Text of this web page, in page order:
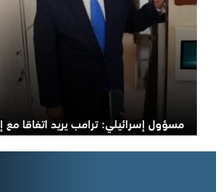
مسؤول إسرائيلي: ترامب يريد اتفاقا مع